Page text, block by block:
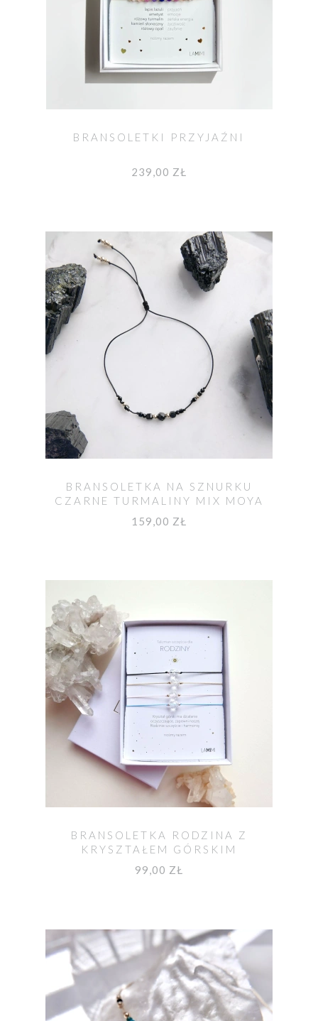
BRANSOLETKI PRZYJAŹNI
239,00 ZŁ
BRANSOLETKA NA SZNURKU
CZARNE TURMALINY MIX MOYA
159,00 ZŁ
BRANSOLETKA RODZINA Z
KRYSZTAŁEM GÓRSKIM
99,00 ZŁ